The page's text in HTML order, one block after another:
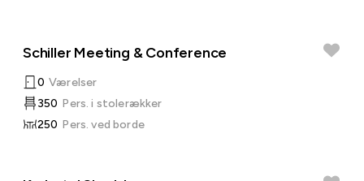
Schiller Meeting & Conference
0 Værelser
350 Pers. i stolerækker
250 Pers. ved borde